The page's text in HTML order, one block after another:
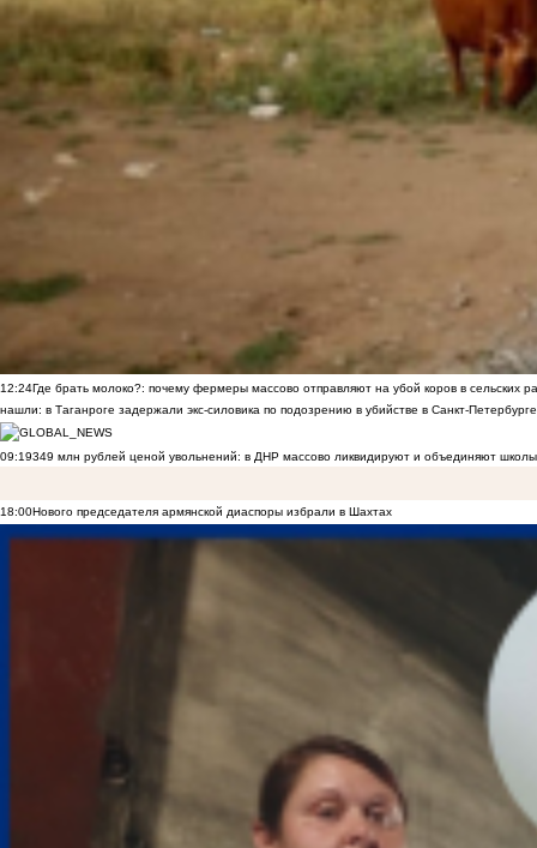
12:24Где брать молоко?: почему фермеры массово отправляют на убой коров в сельских
нашли: в Таганроге задержали экс-силовика по подозрению в убийстве в Санкт-Петербурге
09:19349 млн рублей ценой увольнений: в ДНР массово ликвидируют и объединяют
18:00Нового председателя армянской диаспоры избрали в Шахтах